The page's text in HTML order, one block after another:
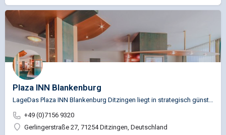
Plaza INN Blankenburg
+49 (0)7156 9320
Gerlingerstraße 27, 71254 Ditzingen, Deutschland